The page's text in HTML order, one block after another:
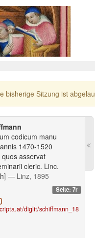
bisherige Sitzung ist
codicum manu
1470-1520
asservat
cleric. Linc.
— Linz, 1895
Seite: 7r
diglit/schiffmann_18